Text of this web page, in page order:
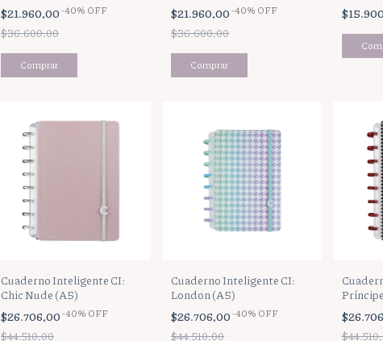
$21.960,00-40% OFF
$36.600,00
$21.960,00-40% OFF
$36.600,00
Cuaderno Inteligente CI:
Chic Nude (A5)
$26.706,00-40% OFF
$44.510,00
Cuaderno Inteligente CI:
London (A5)
$26.706,00-40% OFF
$44.510,00